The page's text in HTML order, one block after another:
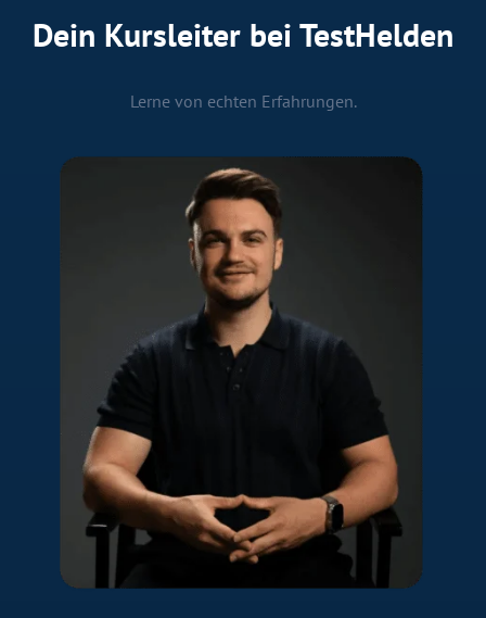
Dein Kursleiter bei TestHelden
Lerne von echten Erfahrungen.